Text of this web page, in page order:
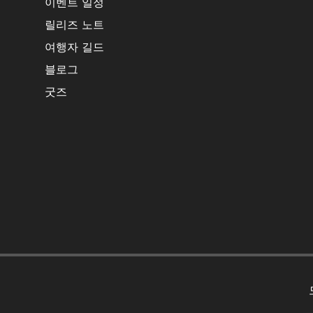
릴리즈 노트
여행자 길드
블로그
굿즈